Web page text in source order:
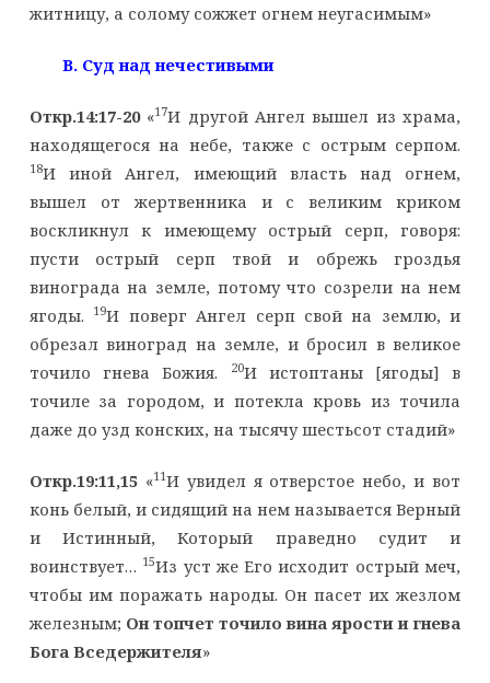
житницу, а солому сожжет огнем неугасимым»
B. Суд над нечестивыми
Откр.14:17-20«17И другой Ангел вышел из храма,
находящегося на небе, также с острым серпом.
18И иной Ангел, имеющий власть над огнем,
вышел от жертвенника и с великим криком
воскликнул к имеющему острый серп, говоря:
пусти острый серп твой и обрежь гроздья
винограда на земле, потому что созрели на нем
ягоды.
19И поверг Ангел серп свой на землю, и
обрезал виноград на земле, и бросил в великое
точило гнева Божия.
20И истоптаны [ягоды] в
точиле за городом, и потекла кровь из точила
даже до узд конских, на тысячу шестьсот стадий»
Откр.19:11,15«11И увидел я отверстое небо, и вот
конь белый, и сидящий на нем называется Верный
и Истинный, Который праведно судит и
воинствует… 15Из уст же Его исходит острый меч,
чтобы им поражать народы. Он пасет их жезлом
железным; Он топчет точило вина ярости и гнева
Бога Вседержителя»